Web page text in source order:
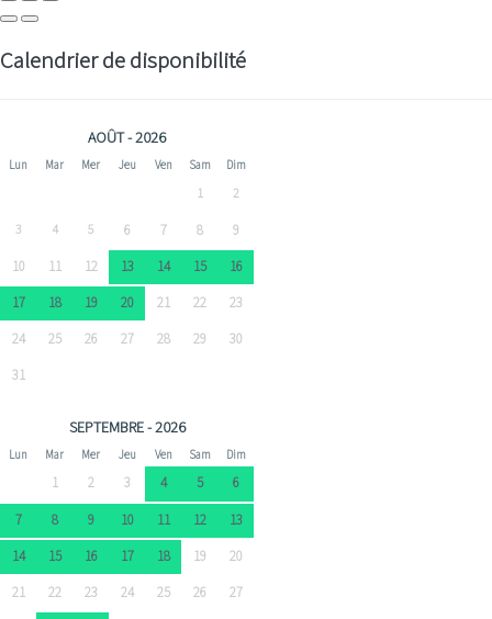
Calendrier de disponibilité
AOÛT - 2026
Lun Mar Mer Jeu Ven Sam Dim
1
2
3
4 5 6 7 8
9
10
11 12 13 14 15
16
17
18 19 20 21 22
23
24
25 26 27 28 29
30
31
SEPTEMBRE - 2026
Lun Mar Mer Jeu Ven Sam Dim
1 2 3 4 5
6
7
8 9 10 11 12
13
14
15 16 17 18 19
20
21
22 23 24 25 26
27